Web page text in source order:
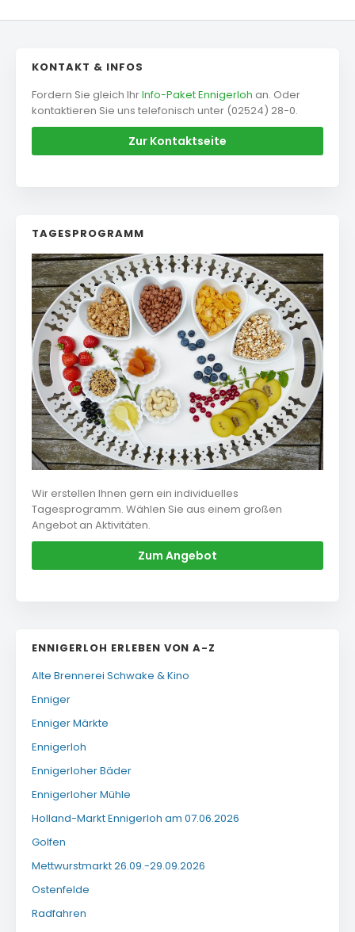
KONTAKT & INFOS
Fordern Sie gleich IhrInfo-Paket Ennigerloh an. Oder
kontaktieren Sie uns telefonisch unter (02524) 28-0.
Zur Kontaktseite
TAGESPROGRAMM
Wir erstellen Ihnen gern ein individuelles
Tagesprogramm. Wählen Sie aus einem großen
Angebot an Aktivitäten.
Zum Angebot
ENNIGERLOH ERLEBEN VON A-Z
Alte Brennerei Schwake & Kino
Enniger
Enniger Märkte
Ennigerloh
Ennigerloher Bäder
Ennigerloher Mühle
Holland-Markt Ennigerloh am 07.06.2026
Golfen
Mettwurstmarkt 26.09.-29.09.2026
Ostenfelde
Radfahren